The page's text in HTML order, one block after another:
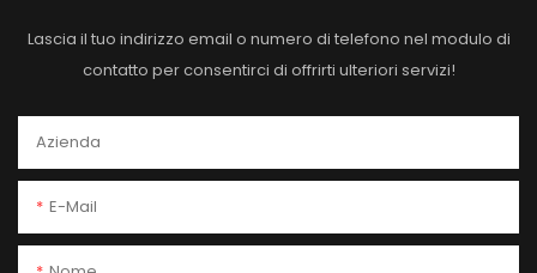
Lascia il tuo indirizzo email o numero di telefono nel modulo di
contatto per consentirci di offrirti ulteriori servizi!
Azienda
E-Mail